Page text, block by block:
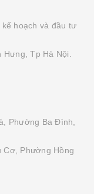
hoạch và đầu tư
Hưng, Tp Hà Nội.
Phường Ba Đình,
Cơ, Phường Hồng